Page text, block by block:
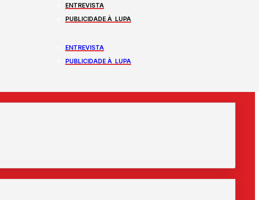
ENTREVISTA
PUBLICIDADE À LUPA
ENTREVISTA
PUBLICIDADE À LUPA